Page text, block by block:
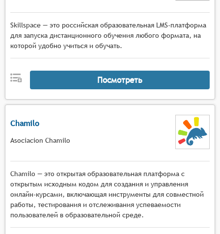
Skillspace — это российская образовательная LMS-платформа
для запуска дистанционного обучения любого формата, на
которой удобно учиться и обучать.
Посмотреть
Chamilo
Asociacion Chamilo
Chamilo — это открытая образовательная платформа с
открытым исходным кодом для создания и управления
онлайн-курсами, включающая инструменты для совместной
работы, тестирования и отслеживания успеваемости
пользователей в образовательной среде.